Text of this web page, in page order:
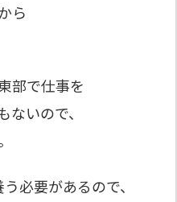
ら
部で仕事を
いので、
必要があるので、